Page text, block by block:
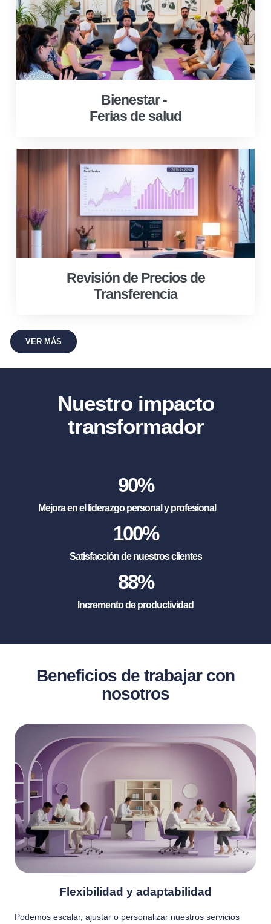
Bienestar -
Ferias de salud
Revisión de Precios de
Transferencia
VER MÁS
Nuestro impacto
transformador
90%
Mejora en el liderazgo personal y profesional
100%
Satisfacción de nuestros clientes
88%
Incremento de productividad
Beneficios de trabajar con
nosotros
Flexibilidad y adaptabilidad
Podemos escalar, ajustar o personalizar nuestros servicios